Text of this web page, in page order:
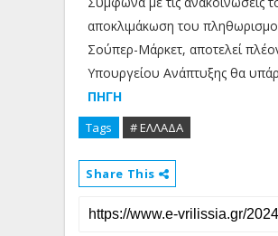
αποκλιμάκωση του
Σούπερ-Μάρκετ, αποτελεί
Υπουργείου Ανάπτυξης θα
ΠΗΓΗ
Tags # ΕΛΛΑΔΑ
Share This